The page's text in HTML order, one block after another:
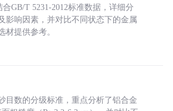
GB/T 5231-2012标准数据，详细分
影响因素，并对比不同状态下的金属
材提供参考。
目数的分级标准，重点分析了铝合金